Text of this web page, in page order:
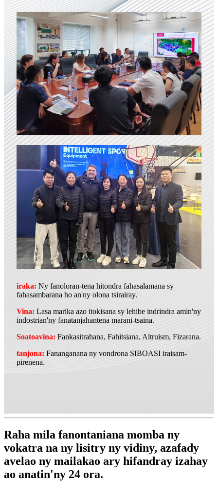
iraka: Ny fanoloran-tena hitondra fahasalamana sy
fahasambarana ho an'ny olona tsirairay.
Vina: Lasa marika azo itokisana sy lehibe indrindra amin'ny
indostrian'ny fanatanjahantena marani-tsaina.
Soatoavina: Fankasitrahana, Fahitsiana, Altruism, Fizarana.
tanjona: Fananganana ny vondrona SIBOASI iraisam-
pirenena.
Raha mila fanontaniana momba ny
vokatra na ny lisitry ny vidiny, azafady
avelao ny mailakao ary hifandray izahay
ao anatin'ny 24 ora.